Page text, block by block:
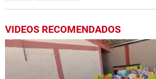
VIDEOS RECOMENDADOS